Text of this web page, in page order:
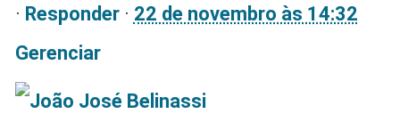
· Responder· 22 de novembro às 14:32
Gerenciar